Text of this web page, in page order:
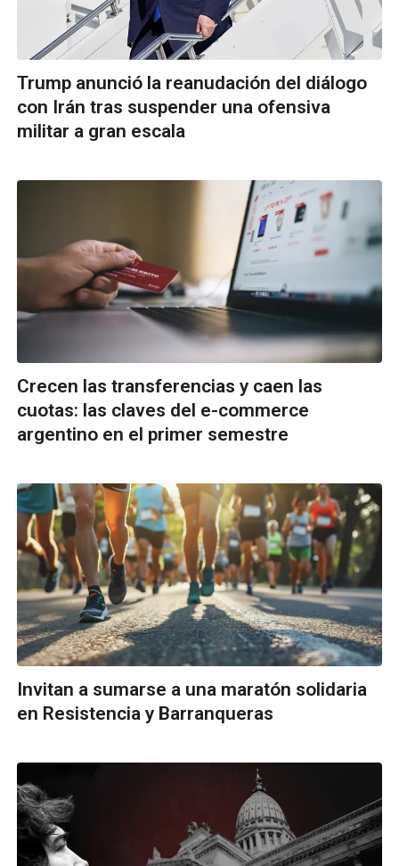
Trump anunció la reanudación del diálogo
con Irán tras suspender una ofensiva
militar a gran escala
Crecen las transferencias y caen las
cuotas: las claves del e-commerce
argentino en el primer semestre
Invitan a sumarse a una maratón solidaria
en Resistencia y Barranqueras